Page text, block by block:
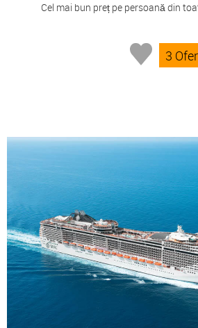
Cel mai bun preț pe persoană din
3